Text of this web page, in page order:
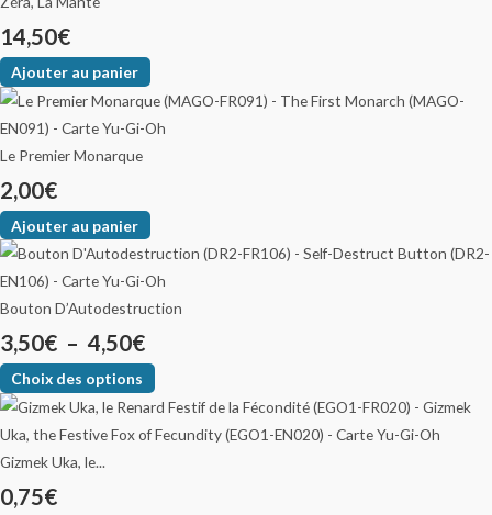
14,50€
Ajouter au panier
Le Premier Monarque
2,00€
Ajouter au panier
Bouton D’Autodestruction
3,50€ – 4,50€
Choix des options
Gizmek Uka, le...
0,75€